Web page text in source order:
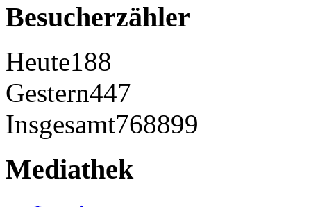
Besucherzähler
Heute188
Gestern447
Insgesamt768899
Mediathek